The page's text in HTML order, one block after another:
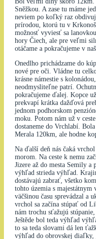
Sněžkou. A zase tu máme
neviem po koľký raz
prírodou, ktorú tu v
možnosť vyviesť sa
hory Čiech, ale pre veľmi
otáčame a pokračujeme v
Onedlho prichádzame do
nové pre oči. Vládne tu
krásne námestie s
neodmysliteľne patrí.
pokračujeme ďalej. Kopce
prekvapí krátka dažďová
jednom podhorskom
moku. Potom nám už v
dostaneme do Vrchlabí.
Merala 120km, ale hodne
Na ďalší deň nás čaká
morom. Na ceste k nemu
Jizere až do mesta Semily a
výhľad strieda výhľad.
dostávajú zabrať, všetko
tohto územia s majestátnym
väčšinou času sprevádzal a
vrchol sa začína stúpať od
nám trochu sťažujú
Ještěde bol teda výhľad
to sa teda slovami dá len
výhľad do obrovskej diaľky,